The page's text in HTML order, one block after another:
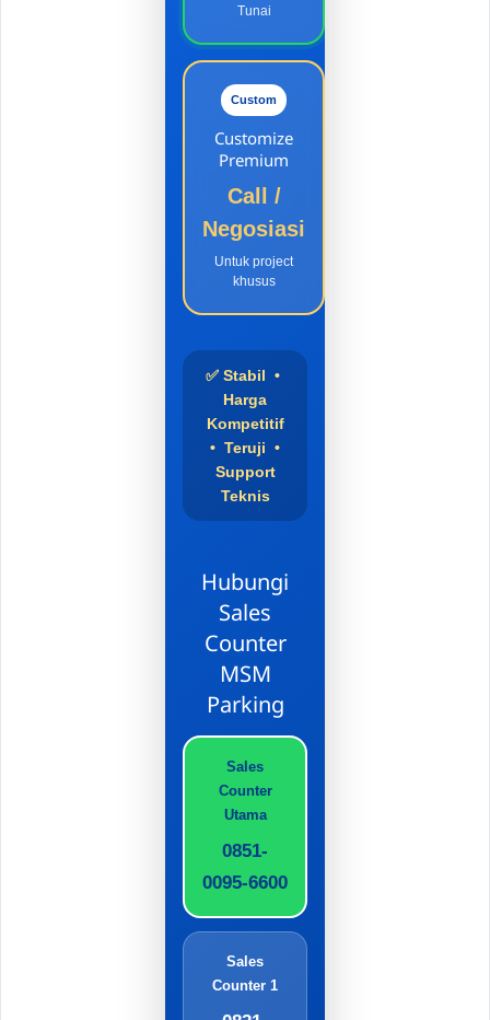
Tunai
Custom
Customize
Premium
Call /
Negosiasi
Untuk project
khusus
✅ Stabil •
Harga
Kompetitif
• Teruji •
Support
Teknis
Hubungi
Sales
Counter
MSM
Parking
Sales
Counter
Utama
0851-
0095-6600
Sales
Counter 1